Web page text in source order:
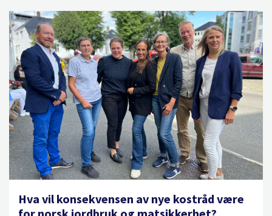
Hva vil konsekvensen av nye kostråd være